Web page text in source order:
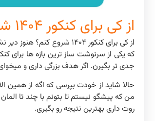
از کی برای کنکور ۱۴۰۴ شروع کنم؟
از کی برای کنکور ۱۴۰۴
که یکی از سرنوشت ساز ترین بازه ها برای
جدی تر بگیرن. اگر هدف بزرگی داری و
حالا شاید از خودت بپرسی که اگه از
من که پیشگو نیستم تا بتونم با چند تا
روت داری بهترین نتیجه رو بگیری.